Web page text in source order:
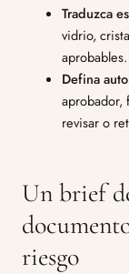
Traduzca
vidrio,
aprobables.
Defina
aprobador,
revisar o
Un brief
riesgo